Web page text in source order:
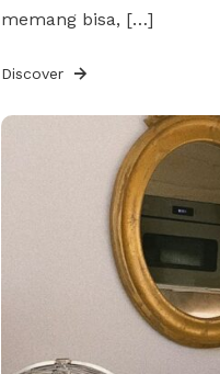
memang bisa, […]
Discover